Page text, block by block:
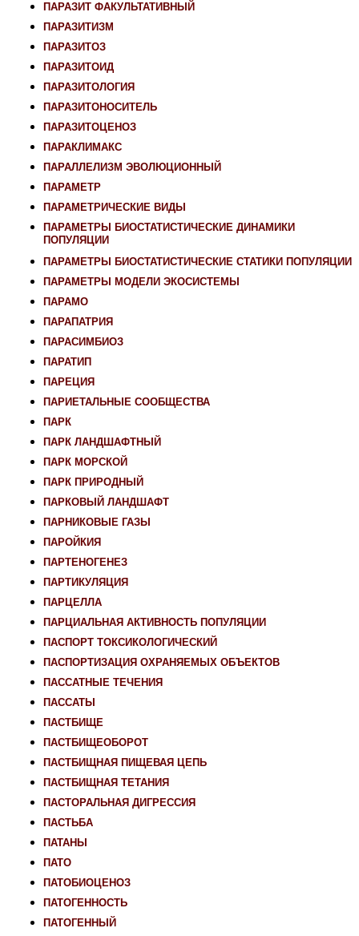
ПАРАЗИТ ФАКУЛЬТАТИВНЫЙ
ПАРАЗИТИЗМ
ПАРАЗИТОЗ
ПАРАЗИТОИД
ПАРАЗИТОЛОГИЯ
ПАРАЗИТОНОСИТЕЛЬ
ПАРАЗИТОЦЕНОЗ
ПАРАКЛИМАКС
ПАРАЛЛЕЛИЗМ ЭВОЛЮЦИОННЫЙ
ПАРАМЕТР
ПАРАМЕТРИЧЕСКИЕ ВИДЫ
ПАРАМЕТРЫ БИОСТАТИСТИЧЕСКИЕ ДИНАМИКИ
ПОПУЛЯЦИИ
ПАРАМЕТРЫ БИОСТАТИСТИЧЕСКИЕ СТАТИКИ ПОПУЛЯЦИИ
ПАРАМЕТРЫ МОДЕЛИ ЭКОСИСТЕМЫ
ПАРАМО
ПАРАПАТРИЯ
ПАРАСИМБИОЗ
ПАРАТИП
ПАРЕЦИЯ
ПАРИЕТАЛЬНЫЕ СООБЩЕСТВА
ПАРК
ПАРК ЛАНДШАФТНЫЙ
ПАРК МОРСКОЙ
ПАРК ПРИРОДНЫЙ
ПАРКОВЫЙ ЛАНДШАФТ
ПАРНИКОВЫЕ ГАЗЫ
ПАРОЙКИЯ
ПАРТЕНОГЕНЕЗ
ПАРТИКУЛЯЦИЯ
ПАРЦЕЛЛА
ПАРЦИАЛЬНАЯ АКТИВНОСТЬ ПОПУЛЯЦИИ
ПАСПОРТ ТОКСИКОЛОГИЧЕСКИЙ
ПАСПОРТИЗАЦИЯ ОХРАНЯЕМЫХ ОБЪЕКТОВ
ПАССАТНЫЕ ТЕЧЕНИЯ
ПАССАТЫ
ПАСТБИЩЕ
ПАСТБИЩЕОБОРОТ
ПАСТБИЩНАЯ ПИЩЕВАЯ ЦЕПЬ
ПАСТБИЩНАЯ ТЕТАНИЯ
ПАСТОРАЛЬНАЯ ДИГРЕССИЯ
ПАСТЬБА
ПАТАНЫ
ПАТО
ПАТОБИОЦЕНОЗ
ПАТОГЕННОСТЬ
ПАТОГЕННЫЙ